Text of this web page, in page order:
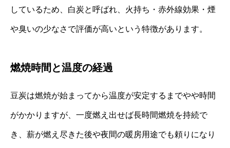
しているため、白炭と呼ばれ、火持ち・赤外線効果・煙
や臭いの少なさで評価が高いという特徴があります。
燃焼時間と温度の経過
豆炭は燃焼が始まってから温度が安定するまでやや時間
がかかりますが、一度燃え出せば長時間燃焼を持続で
き、薪が燃え尽きた後や夜間の暖房用途でも頼りになり